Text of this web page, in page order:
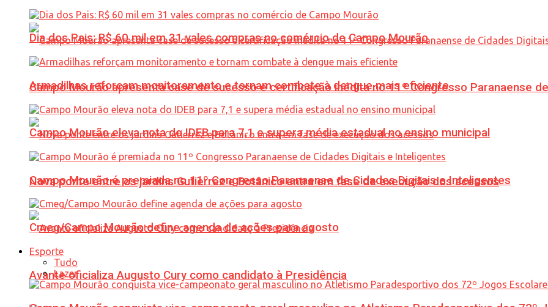
Campo Mourão apresenta case de sucesso e certificação inédita no 11º Congresso Paranaense
Nova ponte entre os jardins Gutierrez e Botânico entra em fase de execução dos acessos
Avante oficializa Augusto Cury como candidato à Presidência
Dia dos Pais: R$ 60 mil em 31 vales compras no comércio de Campo Mourão
Armadilhas reforçam monitoramento e tornam combate à dengue mais eficiente
Campo Mourão eleva nota do IDEB para 7,1 e supera média estadual no ensino municipal
Campo Mourão é premiada no 11º Congresso Paranaense de Cidades Digitais e Inteligentes
Cmeg/Campo Mourão define agenda de ações para agosto
Esporte
Tudo
Lazer